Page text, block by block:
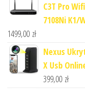
C3T Pro
7108Ni K1/
1499,00 zł
Nexus
X Usb
399,00 zł